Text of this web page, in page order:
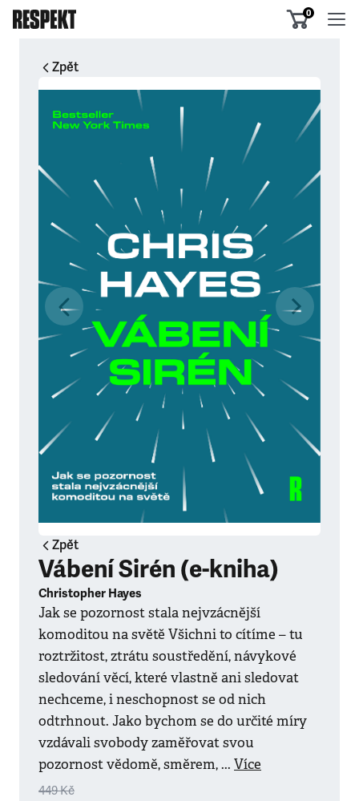
0
Zpět
Zpět
Vábení Sirén (e-kniha)
Christopher Hayes
Jak se pozornost stala nejvzácnější
komoditou na světě Všichni to cítíme – tu
roztržitost, ztrátu soustředění, návykové
sledování věcí, které vlastně ani sledovat
nechceme, i neschopnost se od nich
odtrhnout. Jako bychom se do určité míry
vzdávali svobody zaměřovat svou
pozornost vědomě, směrem, ... Více
449 Kč